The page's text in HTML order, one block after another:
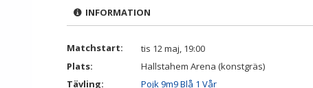
INFORMATION
Matchstart:
tis 12 maj, 19:00
Plats:
Hallstahem Arena (konstgräs)
Tävling:
Pojk 9m9 Blå 1 Vår